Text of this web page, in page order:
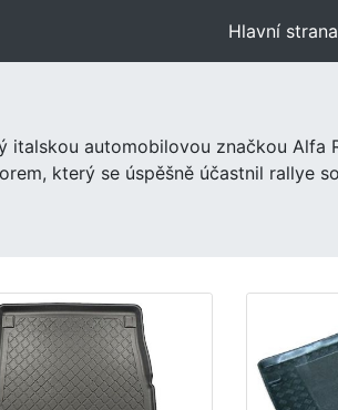
Hlavní strana
italskou automobilovou značkou Alfa
který se úspěšně účastnil rallye